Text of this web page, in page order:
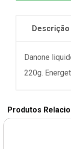
Descrição
Danone
220g.
Produtos